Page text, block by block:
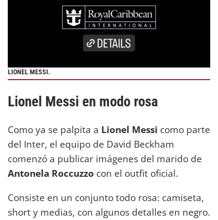
LIONEL MESSI.
Lionel Messi en modo rosa
Como ya se palpita a Lionel Messi como parte
del Inter, el equipo de David Beckham
comenzó a publicar imágenes del marido de
Antonela Roccuzzo con el outfit oficial.
Consiste en un conjunto todo rosa: camiseta,
short y medias, con algunos detalles en negro.